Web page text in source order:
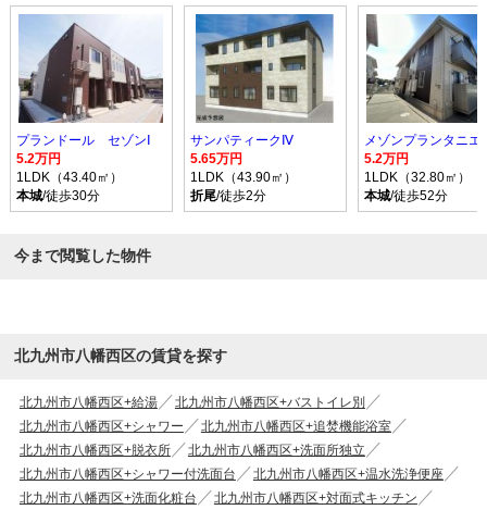
プランドール セゾンⅠ
5.2万円
1LDK（43.40㎡）
本城/徒歩30分
サンパティークⅣ
5.65万円
1LDK（43.90㎡）
折尾/徒歩2分
5.2万円
1LDK（32.80㎡）
本城/徒歩52分
今まで閲覧した物件
北九州市八幡西区の賃貸を探す
北九州市八幡西区+給湯
北九州市八幡西区+バストイレ別
北九州市八幡西区+シャワー
北九州市八幡西区+追焚機能浴室
北九州市八幡西区+脱衣所
北九州市八幡西区+洗面所独立
北九州市八幡西区+シャワー付洗面台
北九州市八幡西区+温水洗浄便座
北九州市八幡西区+洗面化粧台
北九州市八幡西区+対面式キッチン